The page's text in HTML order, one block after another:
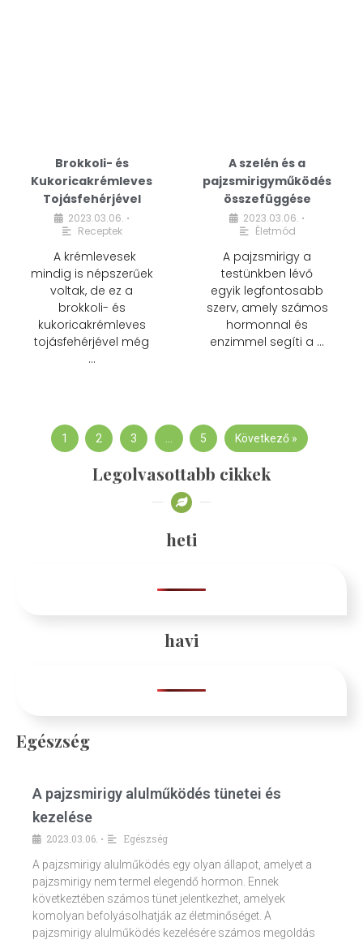
Brokkoli- és
Kukoricakrémleves
Tojásfehérjével
2023.03.06. •
Receptek
A krémlevesek
mindig is népszerűek
voltak, de ez a
brokkoli- és
kukoricakrémleves
tojásfehérjével még
…
A szelén és a
pajzsmirigyműködés
összefüggése
2023.03.06. •
Életmód
A pajzsmirigy a
testünkben lévő
egyik legfontosabb
szerv, amely számos
hormonnal és
enzimmel segíti a …
1 2 3 … 5 Következő »
Legolvasottabb cikkek
heti
havi
Egészség
A pajzsmirigy alulműködés tünetei és
kezelése
2023.03.06. •
Egészség
A pajzsmirigy alulműködés egy olyan állapot, amelyet a
pajzsmirigy nem termel elegendő hormon. Ennek
következtében számos tünet jelentkezhet, amelyek
komolyan befolyásolhatják az életminőséget. A
pajzsmirigy alulműködés kezelésére számos megoldás